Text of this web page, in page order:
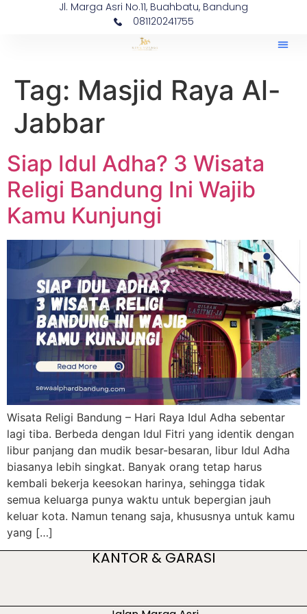
Jl. Marga Asri No.11, Buahbatu, Bandung
081120241755
Tag: Masjid Raya Al-
Jabbar
Siap Idul Adha? 3 Wisata
Religi Bandung Ini Wajib
Kamu Kunjungi
Wisata Religi Bandung – Hari Raya Idul Adha sebentar
lagi tiba. Berbeda dengan Idul Fitri yang identik dengan
libur panjang dan mudik besar-besaran, libur Idul Adha
biasanya lebih singkat. Banyak orang tetap harus
kembali bekerja keesokan harinya, sehingga tidak
semua keluarga punya waktu untuk bepergian jauh
keluar kota. Namun tenang saja, khususnya untuk kamu
yang […]
KANTOR & GARASI